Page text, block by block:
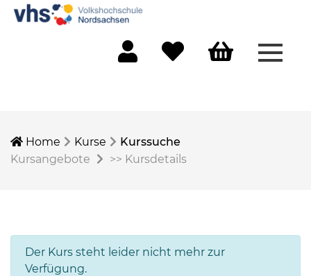
Home Kurse
Kurssuche
Kursangebote
>> Kursdetails
Der Kurs steht leider nicht mehr zur
Verfügung.